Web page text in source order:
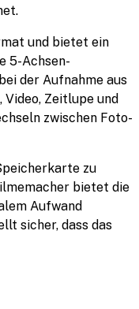
und bietet ein
5-Achsen-
der Aufnahme aus
Zeitlupe und
zwischen Foto-
zu
bietet die
Aufwand
sicher, dass das